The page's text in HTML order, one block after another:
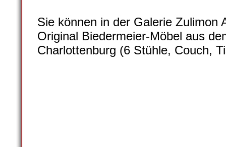
Sie können in der Galerie Zulimon
Original Biedermeier-Möbel aus
Charlottenburg (6 Stühle, Couch,